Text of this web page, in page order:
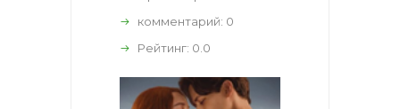
комментарий: 0
Рейтинг: 0.0